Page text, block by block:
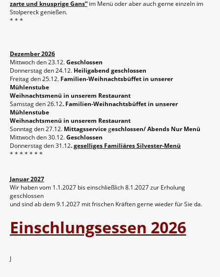
zarte und knusprige Gans“im Menü oder aber auch gerne einzeln im
Stolpereck genießen.
* * *
Dezember 2026
Mittwoch den 23.12.Geschlossen
Donnerstag den 24.12. Heiligabend geschlossen
Freitag den 25.12. Familien-Weihnachtsbüffet in unserer
Mühlenstube
Weihnachtsmenü in unserem Restaurant
Samstag den 26.12. Familien-Weihnachtsbüffet in unserer
Mühlenstube
Weihnachtsmenü in unserem Restaurant
Sonntag den 27.12. Mittagsservicegeschlossen/ Abends Nur Menü
Mittwoch den 30.12.Geschlossen
Donnerstag den 31.12.geselliges Familiäres Silvester-Menü
* * * * * * *
Januar 2027
Wir haben vom 1.1.2027 bis einschließlich 8.1.2027 zur Erholung
geschlossen
und sind ab dem 9.1.2027 mit frischen Kräften gerne wieder für Sie da.
Einschlungsessen 2026
J